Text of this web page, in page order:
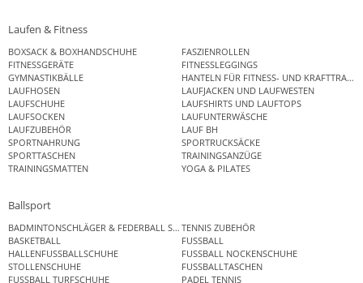
Laufen & Fitness
BOXSACK & BOXHANDSCHUHE
FASZIENROLLEN
FITNESSGERÄTE
FITNESSLEGGINGS
GYMNASTIKBÄLLE
HANTELN FÜR FITNESS- UND
LAUFHOSEN
LAUFJACKEN UND LAUFWESTEN
LAUFSCHUHE
LAUFSHIRTS UND LAUFTOPS
LAUFSOCKEN
LAUFUNTERWÄSCHE
LAUFZUBEHÖR
LAUF BH
SPORTNAHRUNG
SPORTRUCKSÄCKE
SPORTTASCHEN
TRAININGSANZÜGE
TRAININGSMATTEN
YOGA & PILATES
Ballsport
BADMINTONSCHLÄGER & FEDERBALL SETSTENNIS ZUBEHÖR
BASKETBALL
FUSSBALL
HALLENFUSSBALLSCHUHE
FUSSBALL NOCKENSCHUHE
STOLLENSCHUHE
FUSSBALLTASCHEN
FUSSBALL TURFSCHUHE
PADEL TENNIS